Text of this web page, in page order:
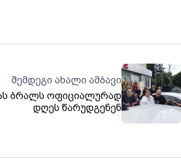
შემდეგი ახალი ამბავი
ბრალს ოფიციალურად
დღეს წარუდგენენ